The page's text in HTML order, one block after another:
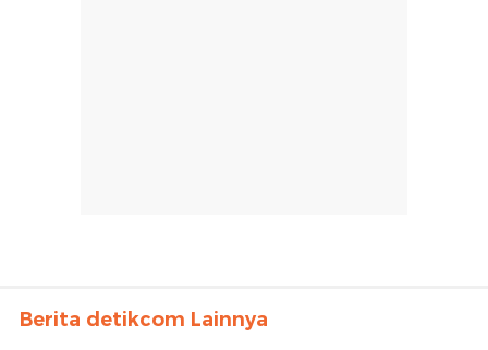
Berita detikcom Lainnya